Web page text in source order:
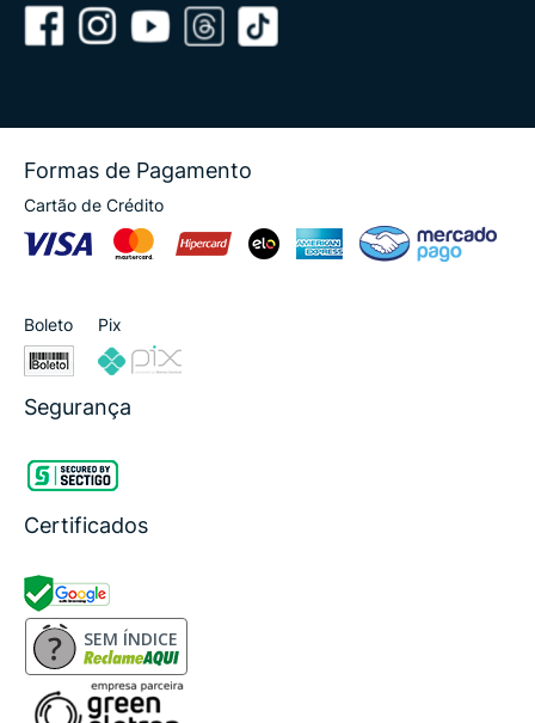
Formas de Pagamento
Cartão de Crédito
Boleto Pix
Segurança
Certificados
SEM ÍNDICE